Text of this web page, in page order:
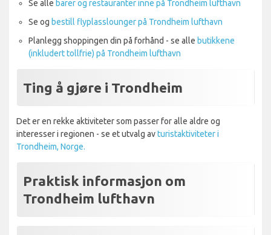
Se alle barer og restauranter inne på Trondheim lufthavn
Se og bestill flyplasslounger på Trondheim lufthavn
Planlegg shoppingen din på forhånd - se alle butikkene
(inkludert tollfrie) på Trondheim lufthavn
Ting å gjøre i Trondheim
Det er en rekke aktiviteter som passer for alle aldre og
interesser i regionen - se et utvalg avturistaktiviteter i
Trondheim, Norge.
Praktisk informasjon om
Trondheim lufthavn